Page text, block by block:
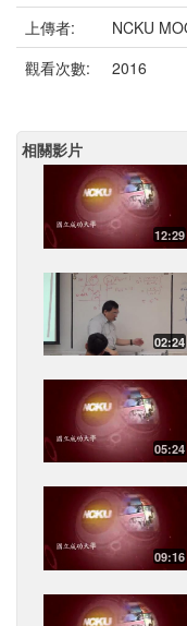
上傳者:
NCKU
觀看次數:
2016
相關影片
12:29
02:24
05:24
09:16